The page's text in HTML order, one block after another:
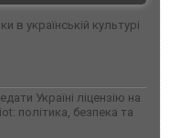
в українській культурі
Україні ліцензію на
політика, безпека та